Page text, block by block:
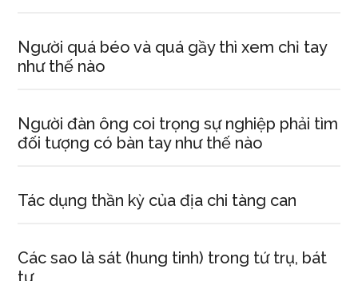
Người quá béo và quá gầy thì xem chỉ tay
như thế nào
Người đàn ông coi trọng sự nghiệp phải tìm
đối tượng có bàn tay như thế nào
Tác dụng thần kỳ của địa chi tàng can
Các sao là sát (hung tinh) trong tứ trụ, bát
tự